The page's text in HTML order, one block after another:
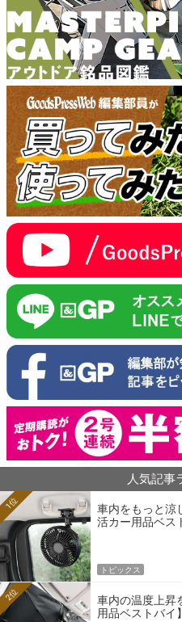
人気記事
車内をもっと涼
活カー用品ベス
1位
トピックス
車内の温度上昇
用品ベストバイ】
2位